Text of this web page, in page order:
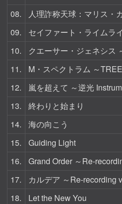
08.
人理詐称天球：マリス・
09.
セイファート・ライムラ
10.
クエーサー・ジェネシス
11.
M・スペクトラム ～
12.
嵐を超えて ～逆光
13.
終わりと始まり
14.
海の向こう
15.
Guiding Light
16.
Grand Order ～Re-
17.
カルデア ～Re-recording
18.
Let the New You